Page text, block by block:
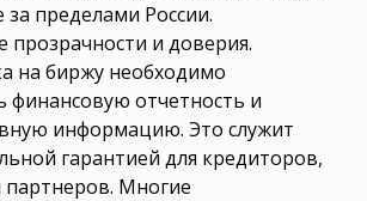
за пределами России.
и доверия.
на биржу необходимо
финансовую отчетность и
информацию. Это служит
гарантией для кредиторов,
партнеров. Многие